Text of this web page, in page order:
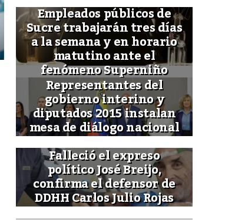
Empleados públicos de
Sucre trabajarán tres días
a la semana y en horario
matutino ante el
fenómeno Superniño
Representantes del
gobierno interino y
diputados 2015 instalan
mesa de diálogo nacional
Falleció el expreso
político José Breijo,
confirma el defensor de
DDHH Carlos Julio Rojas